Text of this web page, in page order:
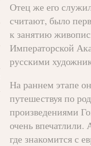
Отец же его
считают, было
к занятию
Императорской
русскими
На раннем этапе
путешествуя по
произведениями
очень
где знакомится с